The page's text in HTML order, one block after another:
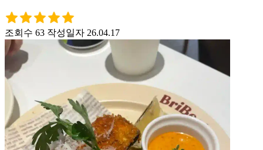
조회수 63 작성일자 26.04.17